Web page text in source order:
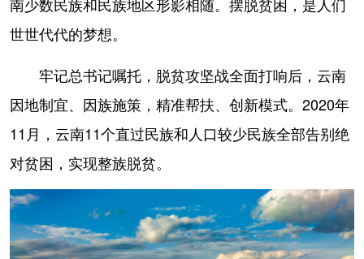
世世代代的梦想。
牢记总书记嘱托，脱贫攻坚战全面打响后，云南
因地制宜、因族施策，精准帮扶、创新模式。2020年
11月，云南11个直过民族和人口较少民族全部告别绝
对贫困，实现整族脱贫。